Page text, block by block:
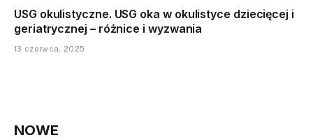
USG okulistyczne. USG oka w okulistyce dziecięcej i
geriatrycznej – różnice i wyzwania
13 czerwca, 2025
NOWE